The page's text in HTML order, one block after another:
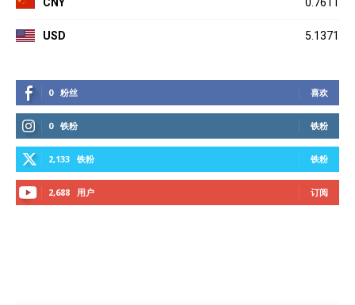
USD 5.1371
0 粉丝 喜欢
0 铁粉 铁粉
2,133 铁粉 铁粉
2,688 用户 订阅